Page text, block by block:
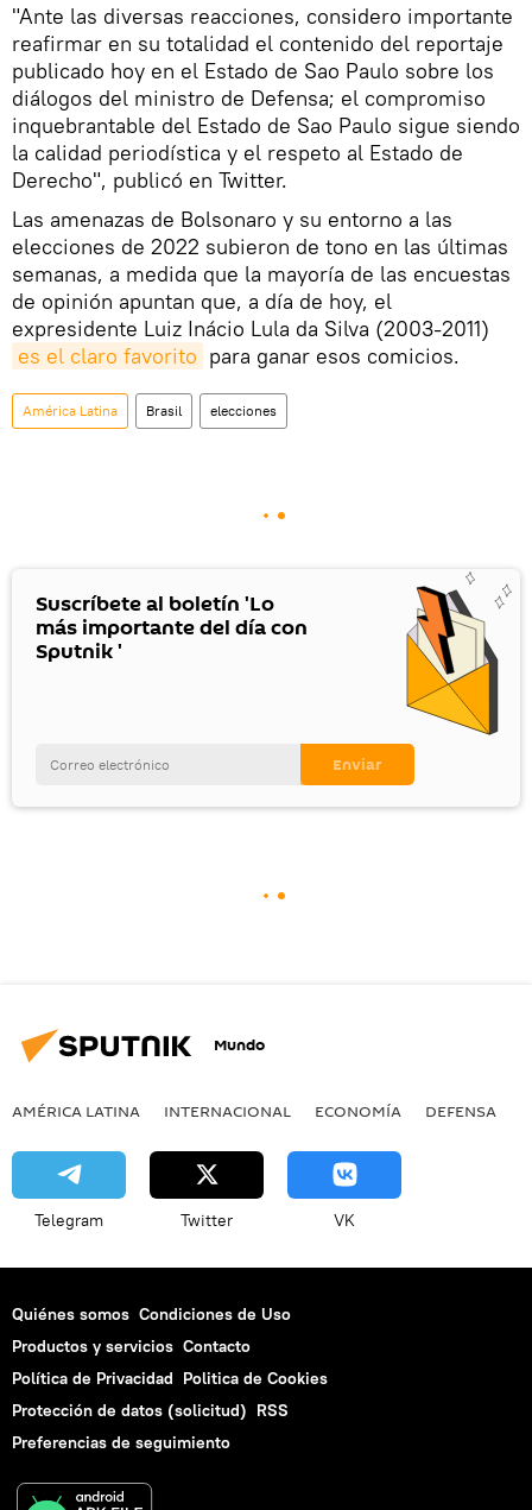
"Ante las diversas reacciones, considero importante
reafirmar en su totalidad el contenido del reportaje
publicado hoy en el Estado de Sao Paulo sobre los
diálogos del ministro de Defensa; el compromiso
inquebrantable del Estado de Sao Paulo sigue siendo
la calidad periodística y el respeto al Estado de
Derecho", publicó en Twitter.
Las amenazas de Bolsonaro y su entorno a las
elecciones de 2022 subieron de tono en las últimas
semanas, a medida que la mayoría de las encuestas
de opinión apuntan que, a día de hoy, el
expresidente Luiz Inácio Lula da Silva (2003-2011)
es el claro favorito para ganar esos comicios.
América Latina Brasil elecciones
Suscríbete al boletín 'Lo
más importante del día con
Sputnik '
Mundo
AMÉRICA LATINA INTERNACIONAL ECONOMÍA DEFENSA
Telegram Twitter VK
Quiénes somos Condiciones de Uso
Productos y servicios Contacto
Política de Privacidad Politica de Cookies
Protección de datos (solicitud) RSS
Preferencias de seguimiento